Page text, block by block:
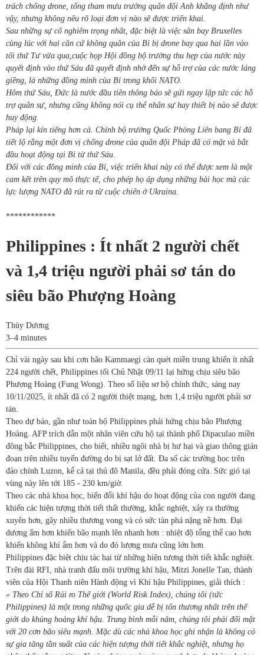
trách chống drone, tổng tham mưu trưởng quân đội Anh khẳng định như
vậy, nhưng không nêu rõ loại đơn vị nào sẽ được triển khai.
Sau những sự cố nghiêm trọng nhất, đặc biệt là việc sân bay Bruxelles
cùng lúc với hai căn cứ không quân của Bỉ bị drone bay qua hai lần vào
tối thứ Tư vừa qua,cuộc họp Hội đồng bộ trưởng thu hẹp của nước này
quyết định vào thứ Sáu đã quyết định nhờ đến sự hỗ trợ của các nước láng
giềng, là những đồng minh của Bỉ trong khối NATO.
Hôm thứ Sáu, Đức là nước đầu tiên thông báo sẽ gửi ngay lập tức các hỗ
trợ quân sự, nhưng cũng không nói cụ thể nhân sự hay thiết bị nào sẽ được
huy động.
Pháp lại kín tiếng hơn cả. Chính bộ trưởng Quốc Phòng Liên bang Bỉ đã
tiết lộ rằng một đơn vị chống drone của quân đội Pháp đã có mặt và bắt
đầu hoạt động tại Bỉ từ thứ Sáu.
Đối với các đồng minh của Bỉ, việc triển khai này có thể được xem là một
cam kết trên quy mô thực tế, cho phép họ áp dụng những bài học mà các
lực lượng NATO đã rút ra từ cuộc chiến ở Ukraina.
************
Philippines : Ít nhất 2 người chết
và 1,4 triệu người phải sơ tán do
siêu bão Phượng Hoàng
Thùy Dương
3–4 minutes
Chỉ vài ngày sau khi cơn bão Kammaegi càn quét miền trung khiến ít nhất
224 người chết, Philippines tối Chủ Nhật 09/11 lại hứng chịu siêu bão
Phượng Hoàng (Fung Wong). Theo số liệu sơ bộ chính thức, sáng nay
10/11/2025, ít nhất đã có 2 người thiệt mạng, hơn 1,4 triệu người phải sơ
tán.
Theo dự báo, gần như toàn bộ Philippines phải hứng chịu bão Phượng
Hoàng. AFP trích dẫn một nhân viên cứu hộ tại thành phố Dipaculao miền
đông bắc Philippines, cho biết, nhiều ngôi nhà bị hư hại và giao thông gián
đoạn trên nhiều tuyến đường do bị sạt lở đất. Đa số các trường học trên
đảo chính Luzon, kể cả tại thủ đô Manila, đều phải đóng cửa. Sức gió tại
vùng này lên tới 185 - 230 km/giờ.
Theo các nhà khoa học, biến đổi khí hậu do hoạt động của con người đang
khiến các hiện tượng thời tiết thất thường, khắc nghiệt, xảy ra thường
xuyên hơn, gây nhiều thương vong và có sức tàn phá nặng nề hơn. Đại
dương ấm hơn khiến bão mạnh lên nhanh hơn : nhiệt độ tổng thể cao hơn
khiến không khí ẩm hơn và do đó lượng mưa cũng lớn hơn.
Philippines đặc biệt chịu tác hại từ những hiện tượng thời tiết khắc nghiệt.
Trên đài RFI, nhà tranh đấu môi trường khí hậu, Mitzi Jonelle Tan, thành
viên của Hội Thanh niên Hành động vì Khí hậu Philippines, giải thích :
« Theo Chỉ số Rủi ro Thế giới (World Risk Index), chúng tôi (tức
Philippines) là một trong những quốc gia dễ bị tổn thương nhất trên thế
giới do khủng hoảng khí hậu. Trung bình mỗi năm, chúng tôi phải đối mặt
với 20 cơn bão siêu mạnh. Mặc dù các nhà khoa học ghi nhận là không có
sự gia tăng tần suất của các hiện tượng thời tiết khắc nghiệt, nhưng họ